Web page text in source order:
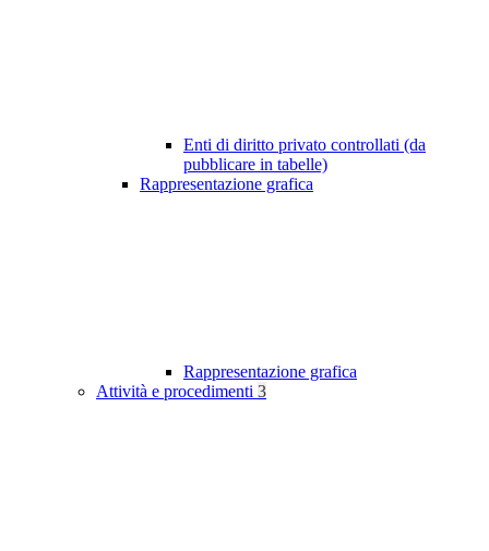
Enti di diritto privato controllati (da
pubblicare in tabelle)
Rappresentazione grafica
Rappresentazione grafica
Attività e procedimenti 3